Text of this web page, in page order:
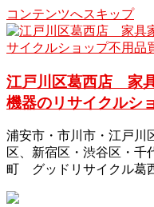
コンテンツへスキップ
江戸川区葛西店 家
機器のリサイクルシ
浦安市・市川市・江戸川
区、新宿区・渋谷区・千
町 グッドリサイクル葛